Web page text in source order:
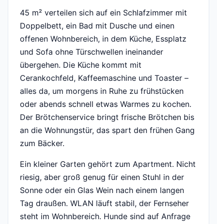
45 m² verteilen sich auf ein Schlafzimmer mit
Doppelbett, ein Bad mit Dusche und einen
offenen Wohnbereich, in dem Küche, Essplatz
und Sofa ohne Türschwellen ineinander
übergehen. Die Küche kommt mit
Cerankochfeld, Kaffeemaschine und Toaster –
alles da, um morgens in Ruhe zu frühstücken
oder abends schnell etwas Warmes zu kochen.
Der Brötchenservice bringt frische Brötchen bis
an die Wohnungstür, das spart den frühen Gang
zum Bäcker.
Ein kleiner Garten gehört zum Apartment. Nicht
riesig, aber groß genug für einen Stuhl in der
Sonne oder ein Glas Wein nach einem langen
Tag draußen. WLAN läuft stabil, der Fernseher
steht im Wohnbereich. Hunde sind auf Anfrage